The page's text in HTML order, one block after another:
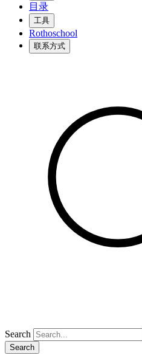
目录
工具
Rothoschool
联系方式
Search
Search